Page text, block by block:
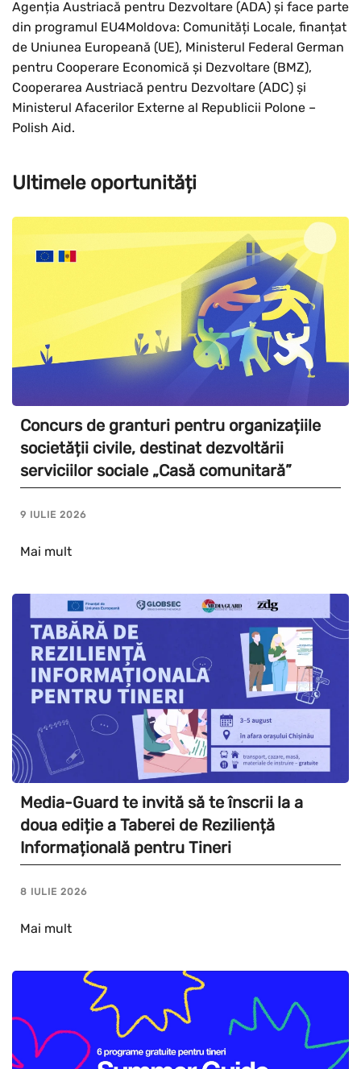
Agenția Austriacă pentru Dezvoltare (ADA) și face parte
din programul EU4Moldova: Comunități Locale, finanțat
de Uniunea Europeană (UE), Ministerul Federal German
pentru Cooperare Economică și Dezvoltare (BMZ),
Cooperarea Austriacă pentru Dezvoltare (ADC) și
Ministerul Afacerilor Externe al Republicii Polone –
Polish Aid.
Ultimele oportunități
Concurs de granturi pentru organizațiile
societății civile, destinat dezvoltării
serviciilor sociale „Casă comunitară”
9 IULIE 2026
Mai mult
Media-Guard te invită să te înscrii la a
doua ediție a Taberei de Reziliență
Informațională pentru Tineri
8 IULIE 2026
Mai mult